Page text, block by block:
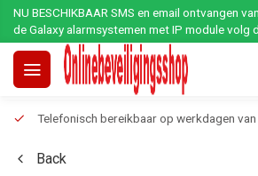
NU BESCHIKBAAR SMS en email ontvangen
de Galaxy alarmsystemen met IP module volg
Telefonisch bereikbaar op werkdagen
Back